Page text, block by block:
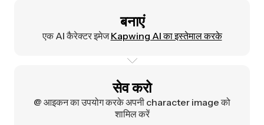
बनाएं
एक AI कैरेक्टर इमेजKapwing AI का इस्तेमाल करके
सेव करो
@ आइकन का उपयोग करके अपनी character image को
शामिल करें